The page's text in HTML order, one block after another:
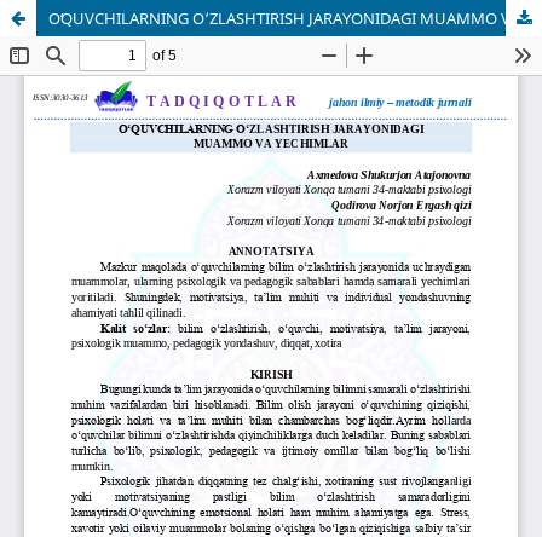
OʻQUVCHILARNING O‘ZLASHTIRISH JARAYONIDAGI MUAMMO VA YECHIMLAR